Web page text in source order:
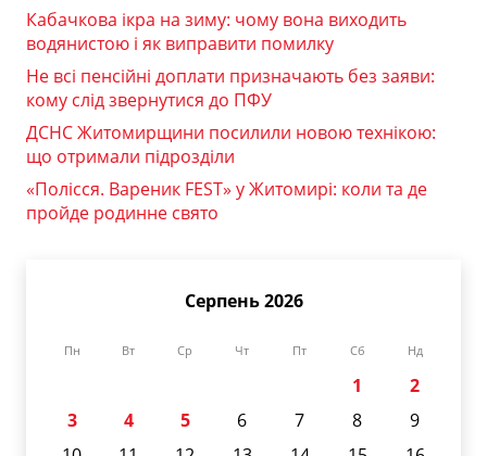
Кабачкова ікра на зиму: чому вона виходить
водянистою і як виправити помилку
Не всі пенсійні доплати призначають без заяви:
кому слід звернутися до ПФУ
ДСНС Житомирщини посилили новою технікою:
що отримали підрозділи
«Полісся. Вареник FEST» у Житомирі: коли та де
пройде родинне свято
Серпень 2026
Пн Вт Ср Чт Пт Сб Нд
1
2
3
4 5 6 7 8
9